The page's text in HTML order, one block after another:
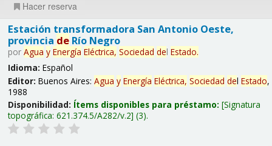
Hacer reserva
Estación transformadora San Antonio Oeste,
provincia deRío Negro
por Agua y Energía Eléctrica, Sociedad del Estado.
Idioma: Español
Editor: Buenos Aires: Agua y Energía Eléctrica, Sociedad del Estado,
1988
Disponibilidad: Ítems disponibles para préstamo: Signatura
topográfica: 621.374.5/A282/v.2 (3).